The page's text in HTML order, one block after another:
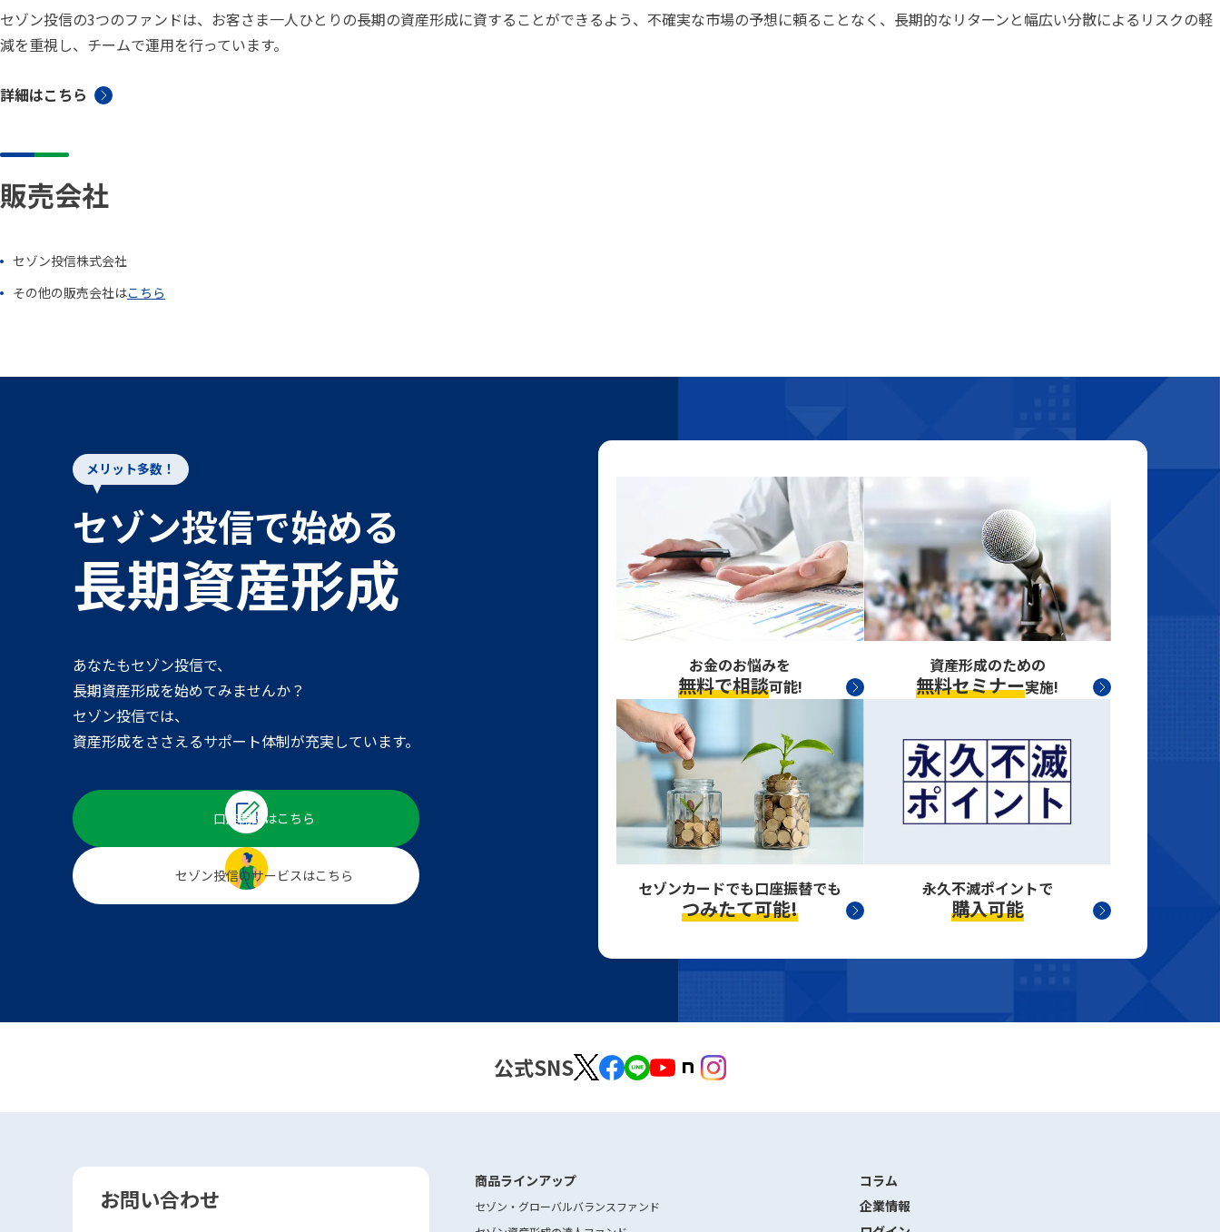
セゾン投信の3つのファンドは、お客さま一人ひとりの長期の資産形成に資することができるよう、不確実な市場の予想に頼ることなく、長期的なリターンと幅広い分散によるリスクの軽
減を重視し、チームで運用を行っています。
詳細はこちら
販売会社
セゾン投信株式会社
その他の販売会社はこちら
メリット多数！
セゾン投信で始める
長期資産形成
あなたもセゾン投信で、
長期資産形成を始めてみませんか？
セゾン投信では、
資産形成をささえるサポート体制が充実しています。
口座開設はこちら
セゾン投信のサービスはこちら
お金のお悩みを
無料で相談可能!
資産形成のための
無料セミナー実施!
セゾンカードでも口座振替でも
つみたて可能!
永久不滅ポイントで
購入可能
公式SNS
お問い合わせ
商品ラインアップ
セゾン・グローバルバランスファンド
コラム
企業情報